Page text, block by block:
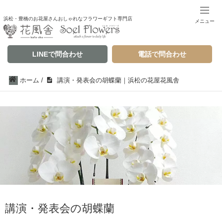
浜松・豊橋のお花屋さんおしゃれなフラワーギフト専門店
LINEで問合わせ 電話で問合わせ
メニュー
ホーム / 講演・発表会の胡蝶蘭｜浜松の花屋花風舎
講演・発表会の胡蝶蘭